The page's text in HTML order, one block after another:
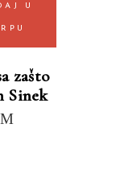
U
zašto
Sinek